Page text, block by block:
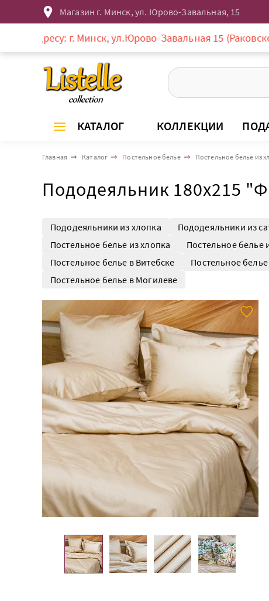
Магазин г. Минск, ул. Юрово-Завальная, 15
г. Минск, ул.Юрово-Завальная 15 (Раковское
КАТАЛОГ КОЛЛЕКЦИИ
Главная Каталог Постельное белье Постельное белье из
Пододеяльник 180х215
Пододеяльники из хлопка Пододеяльники из
Постельное белье из хлопка
Постельное белье
Постельное белье в Витебске
Постельное
Постельное белье в Могилеве